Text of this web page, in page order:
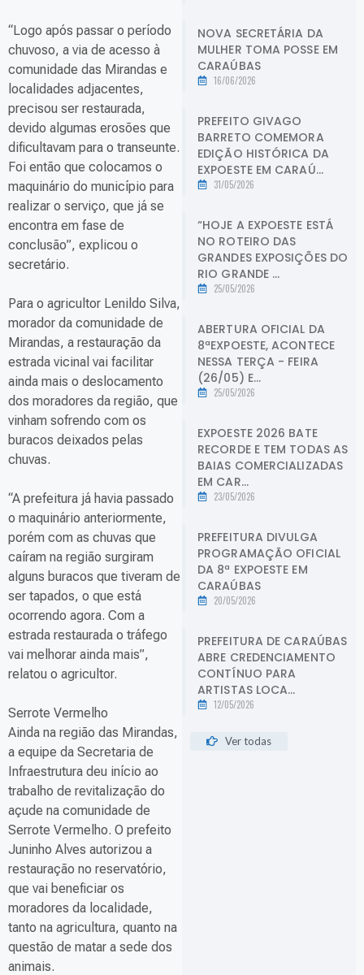
“Logo após passar o período
chuvoso, a via de acesso à
comunidade das Mirandas e
localidades adjacentes,
precisou ser restaurada,
devido algumas erosões que
dificultavam para o transeunte.
Foi então que colocamos o
maquinário do município para
realizar o serviço, que já se
encontra em fase de
conclusão”, explicou o
secretário.
Para o agricultor Lenildo Silva,
morador da comunidade de
Mirandas, a restauração da
estrada vicinal vai facilitar
ainda mais o deslocamento
dos moradores da região, que
vinham sofrendo com os
buracos deixados pelas
chuvas.
“A prefeitura já havia passado
o maquinário anteriormente,
porém com as chuvas que
caíram na região surgiram
alguns buracos que tiveram de
ser tapados, o que está
ocorrendo agora. Com a
estrada restaurada o tráfego
vai melhorar ainda mais”,
relatou o agricultor.
Serrote Vermelho
Ainda na região das Mirandas,
a equipe da Secretaria de
Infraestrutura deu início ao
trabalho de revitalização do
açude na comunidade de
Serrote Vermelho. O prefeito
Juninho Alves autorizou a
restauração no reservatório,
que vai beneficiar os
moradores da localidade,
tanto na agricultura, quanto na
questão de matar a sede dos
animais.
NOVA SECRETÁRIA DA
MULHER TOMA POSSE EM
CARAÚBAS
16/06/2026
PREFEITO GIVAGO
BARRETO COMEMORA
EDIÇÃO HISTÓRICA DA
EXPOESTE EM CARAÚ...
31/05/2026
“HOJE A EXPOESTE ESTÁ
NO ROTEIRO DAS
GRANDES EXPOSIÇÕES DO
RIO GRANDE ...
25/05/2026
ABERTURA OFICIAL DA
8ªEXPOESTE, ACONTECE
NESSA TERÇA - FEIRA
(26/05) E...
25/05/2026
EXPOESTE 2026 BATE
RECORDE E TEM TODAS AS
BAIAS COMERCIALIZADAS
EM CAR...
23/05/2026
PREFEITURA DIVULGA
PROGRAMAÇÃO OFICIAL
DA 8ª EXPOESTE EM
CARAÚBAS
20/05/2026
PREFEITURA DE CARAÚBAS
ABRE CREDENCIAMENTO
CONTÍNUO PARA
ARTISTAS LOCA...
12/05/2026
Ver todas